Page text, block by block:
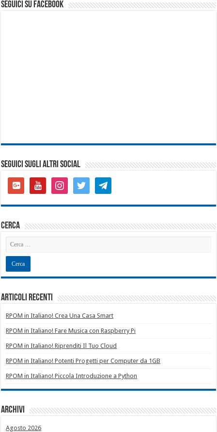
seguici su facebook
SEGUICI SUGLI ALTRI SOCIAL
google-
plus-
youtube instagramtwitter telegram
cerca
Articoli recenti
RPOM in Italiano! Crea Una Casa Smart
RPOM in Italiano! Fare Musica con Raspberry Pi
RPOM in Italiano! Riprenditi Il Tuo Cloud
RPOM in Italiano! Potenti Progetti per Computer da 1GB
RPOM in Italiano! Piccola Introduzione a Python
Archivi
Agosto 2026